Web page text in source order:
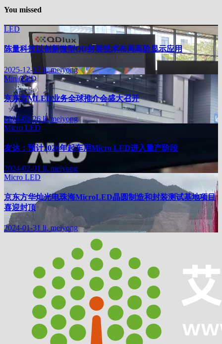
You missed
LED
陈量科技以创新微型QD封装技术布局高阶显示应用
2025-12-17 li, meiyong
Mini LED
京东方MLED业务全球推介会盛大召开
2024-02-26li, meiyong
Micro LED
友达：预计2026年起车用Micro LED进入量产阶段
2024-02-01 li, meiyong
Micro LED
京东方华灿光电珠海MicroLED晶圆制造和封装测试基地项目
喜迎封顶
2024-01-31 li, meiyong